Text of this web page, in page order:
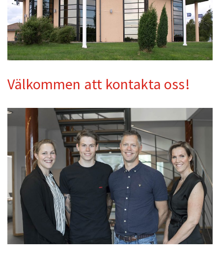
Välkommen att kontakta oss!